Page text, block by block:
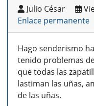
Julio César
Enlace permanente
Hago senderismo
tenido problemas
que todas las
lastiman las uñas,
de las uñas.